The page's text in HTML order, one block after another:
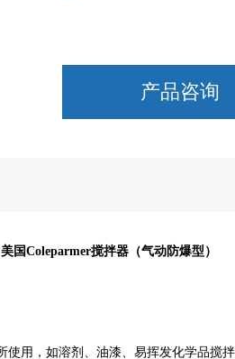
产品咨询
美国Coleparmer搅拌器（气动防爆型）
使用，如溶剂、油漆、易挥发化学品搅